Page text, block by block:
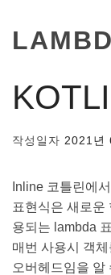
작성일자 2021년
Inline 코틀린에
표현식은 새로운
용되는 lambda
매번 사용시 객
오버헤드임을 알